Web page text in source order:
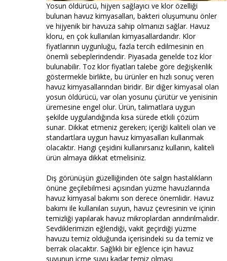
Yosun öldürücü, hijyen sağlayıcı ve klor özelliği
bulunan havuz kimyasalları, bakteri oluşumunu önler
ve hijyenik bir havuza sahip olmanızı sağlar. Havuz
kloru, en çok kullanılan kimyasallardandır. Klor
fiyatlarının uygunluğu, fazla tercih edilmesinin en
önemli sebeplerindendir. Piyasada genelde toz klor
bulunabilir. Toz klor fiyatları talebe göre değişkenlik
göstermekle birlikte, bu ürünler en hızlı sonuç veren
havuz kimyasallarından biridir. Bir diğer kimyasal olan
yosun öldürücü, var olan yosunu çürütür ve yenisinin
üremesine engel olur. Ürün, talimatlara uygun
şekilde uygulandığında kısa sürede etkili çözüm
sunar. Dikkat etmeniz gereken; içeriği kaliteli olan ve
standartlara uygun havuz kimyasalları kullanmak
olacaktır. Hangi çeşidini kullanırsanız kullanın, kaliteli
ürün almaya dikkat etmelisiniz.
Dış görünüşün güzelliğinden öte salgın hastalıkların
önüne geçilebilmesi açısından yüzme havuzlarında
havuz kimyasal bakımı son derece önemlidir. Havuz
bakımı ile kullanılan suyun, havuz çevresinin ve içinin
temizliği yapılarak havuz mikroplardan arındırılmalıdır.
Sevdiklerimizin eğlendiği, vakit geçirdiği yüzme
havuzu temiz olduğunda içerisindeki su da temiz ve
berrak olacaktır. Sağlıklı bir eğlence için havuz
suyunun içme suyu kadar temiz olması